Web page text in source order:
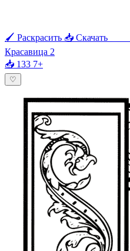
🖌 Раскрасить 📥 Скачать
Красавица 2
📥 133 7+
♡